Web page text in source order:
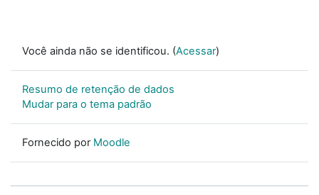
Você ainda não se identificou. (Acessar)
Resumo de retenção de dados
Mudar para o tema padrão
Fornecido por Moodle